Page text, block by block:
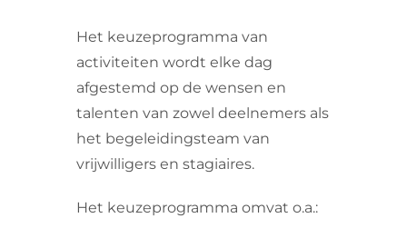
Het keuzeprogramma van
activiteiten wordt elke dag
afgestemd op de wensen en
talenten van zowel deelnemers als
het begeleidingsteam van
vrijwilligers en stagiaires.
Het keuzeprogramma omvat o.a.: